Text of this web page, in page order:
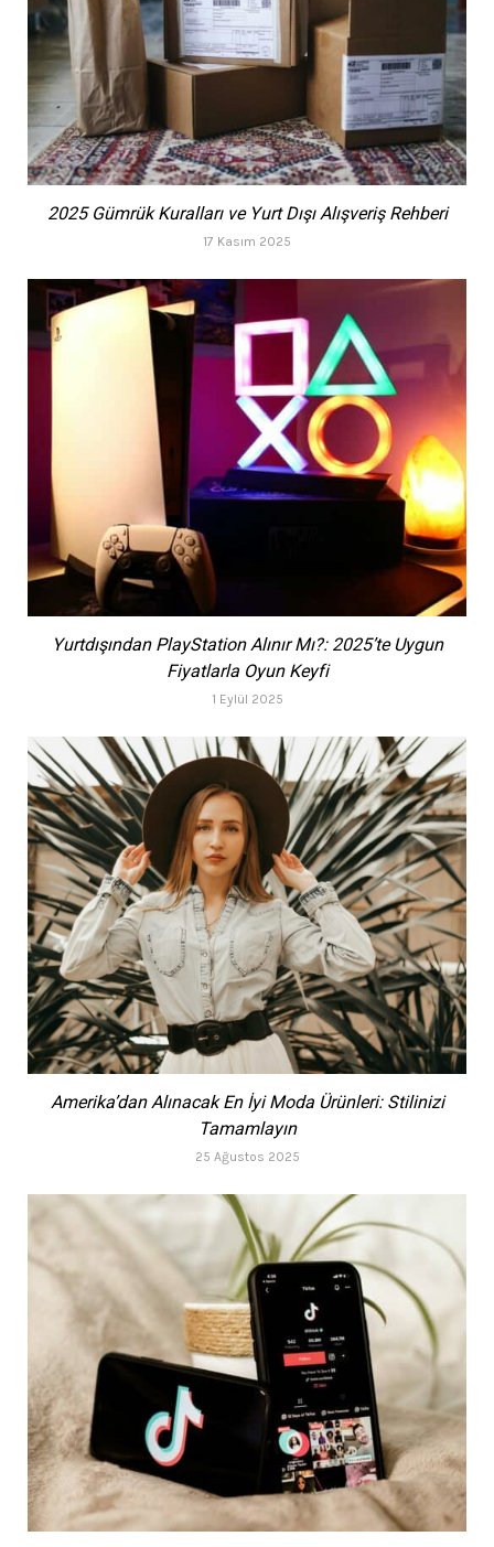
2025 Gümrük Kuralları ve Yurt Dışı Alışveriş Rehberi
17 Kasım 2025
Yurtdışından PlayStation Alınır Mı?: 2025’te Uygun
Fiyatlarla Oyun Keyfi
1 Eylül 2025
Amerika’dan Alınacak En İyi Moda Ürünleri: Stilinizi
Tamamlayın
25 Ağustos 2025